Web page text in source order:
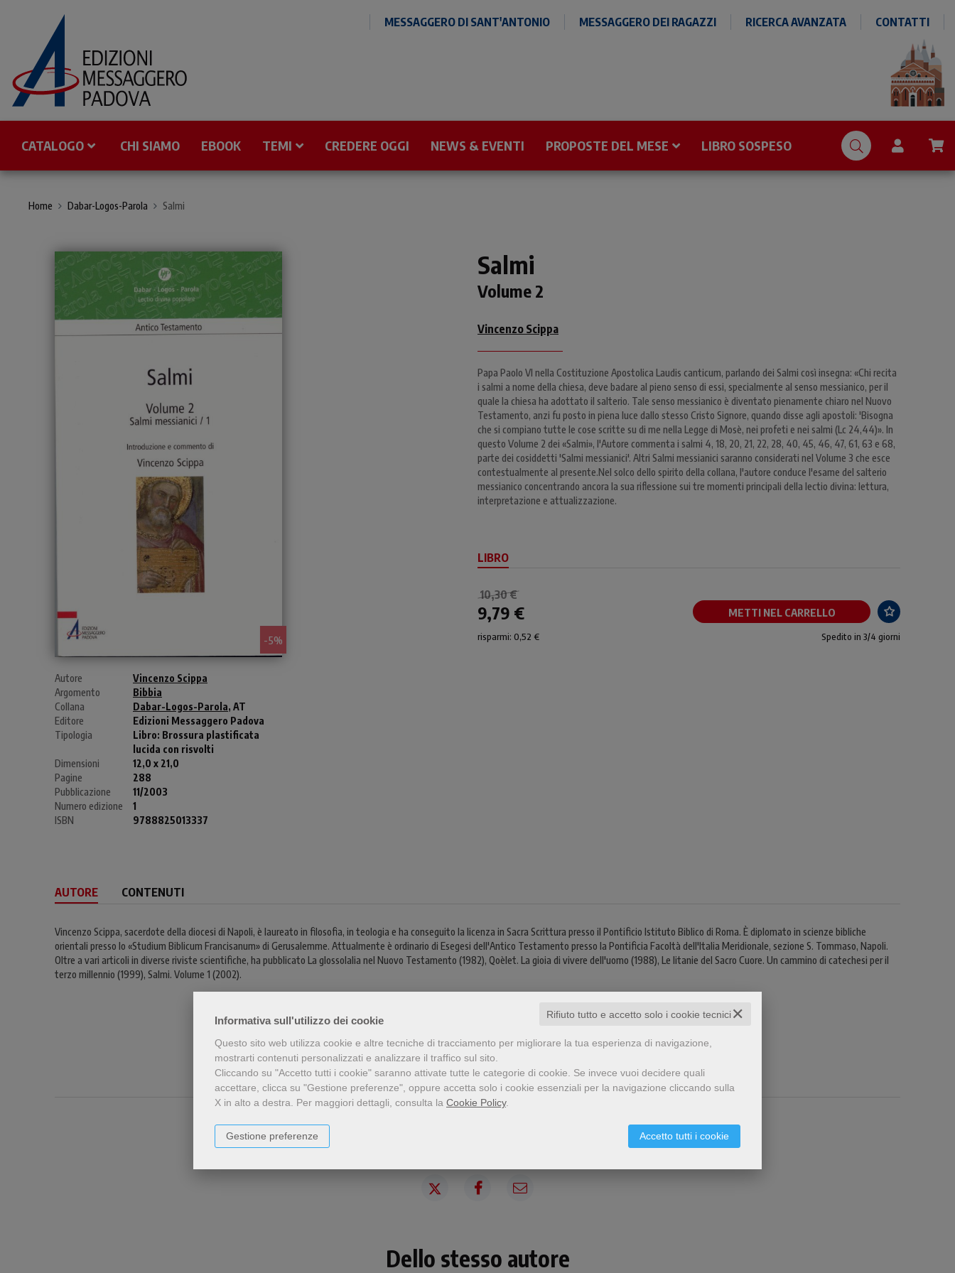
Informativa sull'utilizzo dei cookie ✕
Rifiuto tutto e accetto solo i cookie tecnici
Questo sito web utilizza cookie e altre tecniche di tracciamento per migliorare la tua esperienza di navigazione,
mostrarti contenuti personalizzati e analizzare il traffico sul sito.
Cliccando su "Accetto tutti i cookie" saranno attivate tutte le categorie di cookie. Se invece vuoi decidere quali
accettare, clicca su "Gestione preferenze", oppure accetta solo i cookie essenziali per la navigazione cliccando sulla
X in alto a destra. Per maggiori dettagli, consulta la Cookie Policy.
Accetto tutti i cookie
Gestione preferenze
MESSAGGERO DI SANT'ANTONIO MESSAGGERO DEI RAGAZZI RICERCA AVANZATA CONTATTI
CATALOGO CHI SIAMO EBOOK TEMI CREDERE OGGI NEWS & EVENTI PROPOSTE DEL MESE LIBRO SOSPESO
Home Dabar-Logos-Parola Salmi
- 5%
Autore
Vincenzo Scippa
Argomento
Bibbia
Collana
Dabar-Logos-Parola, AT
Editore
Edizioni Messaggero Padova
Tipologia
Libro: Brossura plastificata
lucida con risvolti
Dimensioni
12,0 x 21,0
Pagine
288
Pubblicazione
11/2003
Numero edizione
1
ISBN
9788825013337
Salmi
Volume 2
Vincenzo Scippa
Papa Paolo VI nella Costituzione Apostolica Laudis canticum, parlando dei Salmi così insegna: «Chi recita
i salmi a nome della chiesa, deve badare al pieno senso di essi, specialmente al senso messianico, per il
quale la chiesa ha adottato il salterio. Tale senso messianico è diventato pienamente chiaro nel Nuovo
Testamento, anzi fu posto in piena luce dallo stesso Cristo Signore, quando disse agli apostoli: 'Bisogna
che si compiano tutte le cose scritte su di me nella Legge di Mosè, nei profeti e nei salmi (Lc 24,44)». In
questo Volume 2 dei «Salmi», l'Autore commenta i salmi 4, 18, 20, 21, 22, 28, 40, 45, 46, 47, 61, 63 e 68,
parte dei cosiddetti 'Salmi messianici'. Altri Salmi messianici saranno considerati nel Volume 3 che esce
contestualmente al presente.Nel solco dello spirito della collana, l'autore conduce l'esame del salterio
messianico concentrando ancora la sua riflessione sui tre momenti principali della lectio divina: lettura,
interpretazione e attualizzazione.
LIBRO
10,30 €
9,79 € METTI NEL CARRELLO
risparmi: 0,52 € Spedito in 3/4 giorni
AUTORE CONTENUTI
Vincenzo Scippa, sacerdote della diocesi di Napoli, è laureato in filosofia, in teologia e ha conseguito la licenza in Sacra Scrittura presso il Pontificio Istituto Biblico di Roma. È diplomato in scienze bibliche
orientali presso lo «Studium Biblicum Francisanum» di Gerusalemme. Attualmente è ordinario di Esegesi dell'Antico Testamento presso la Pontificia Facoltà dell'Italia Meridionale, sezione S. Tommaso, Napoli.
Oltre a vari articoli in diverse riviste scientifiche, ha pubblicato La glossolalia nel Nuovo Testamento (1982), Qoèlet. La gioia di vivere dell'uomo (1988), Le litanie del Sacro Cuore. Un cammino di catechesi per il
terzo millennio (1999), Salmi. Volume 1 (2002).
Dello stesso autore